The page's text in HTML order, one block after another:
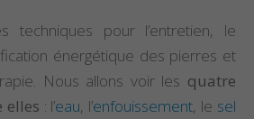
techniques pour l’entretien, le
énergétique des pierres et
Nous allons voir les quatre
elles : l’eau, l’enfouissement, le sel